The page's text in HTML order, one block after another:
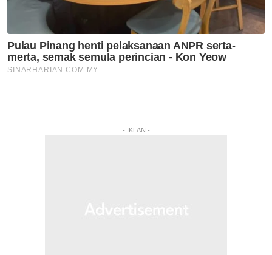
- IKLAN -